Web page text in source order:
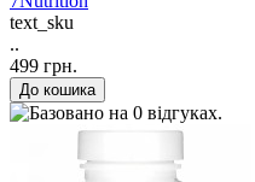
text_sku
..
499 грн.